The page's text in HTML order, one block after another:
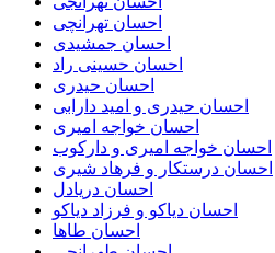
احسان تهرانچی
احسان جمشیدی
احسان حسینی راد
احسان حیدری
احسان حیدری و امید دارابی
احسان خواجه امیری
احسان خواجه امیری و دارکوب
احسان درستكار و فرهاد شيرى
احسان دریادل
احسان دیاکو و فرزاد دیاکو
احسان طاها